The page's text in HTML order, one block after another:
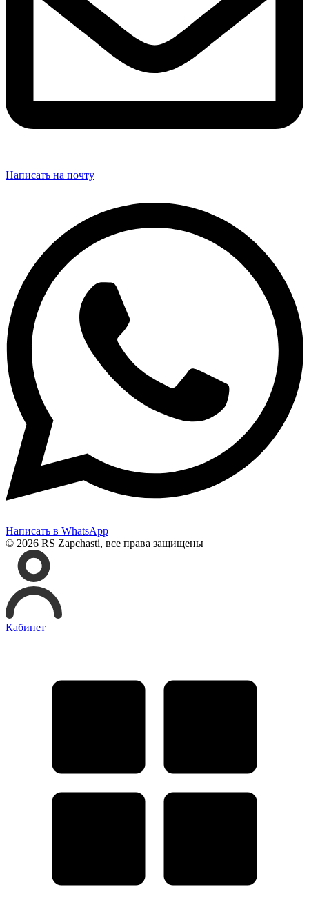
Написать на почту
Написать в WhatsApp
© 2026 RS Zapchasti, все права защищены
Кабинет